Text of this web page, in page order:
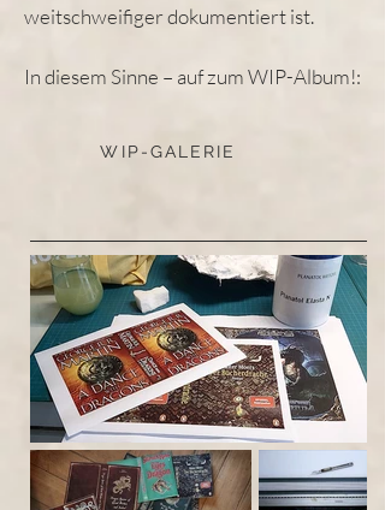
weitschweifiger dokumentiert ist.
In diesem Sinne – auf zum WIP-Album!:
WIP-GALERIE